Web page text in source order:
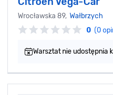
Wrocławska 89, Wałbrzych
0 (0
Warsztat nie udostępnia